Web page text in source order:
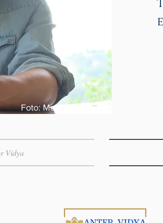
Foto: Manuela Guru Sandesh Kaur​
Vidya